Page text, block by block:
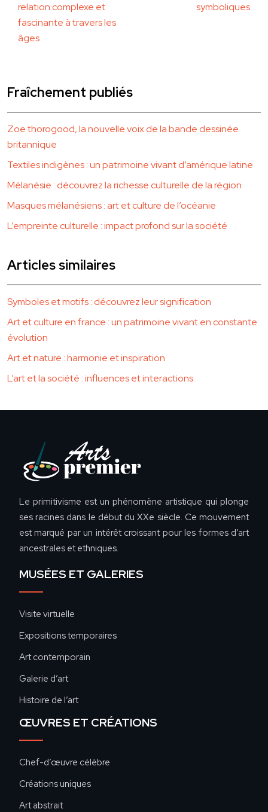
relation complexe et
fascinante à travers les
âges
symboliques
Fraîchement publiés
Zoe thorogood, la nouvelle voix de la bande dessinée
britannique
Textiles indigènes : un patrimoine vivant d’amérique latine
Mélanésie : découvrez la richesse culturelle de la région
Masques mélanésiens : art et culture de l’océanie
L’empreinte culturelle : impact profond sur la société
Articles similaires
Symboles et motifs : découvrez leur signification
Art et culture en france : un patrimoine vivant en constante
évolution
Art et nature : harmonie et inspiration
L’art et la société : influences et interactions
Le primitivisme est un phénomène artistique qui plonge
ses racines dans le début du XXe siècle. Ce mouvement
est marqué par un intérêt croissant pour les formes d’art
ancestrales et ethniques.
MUSÉES ET GALERIES
Visite virtuelle
Expositions temporaires
Art contemporain
Galerie d’art
Histoire de l’art
ŒUVRES ET CRÉATIONS
Chef-d’œuvre célèbre
Créations uniques
Art abstrait